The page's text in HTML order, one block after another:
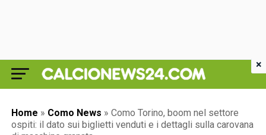
Home » Como News » Como Torino, boom nel settore
ospiti: il dato sui biglietti venduti e i dettagli sulla carovana
×